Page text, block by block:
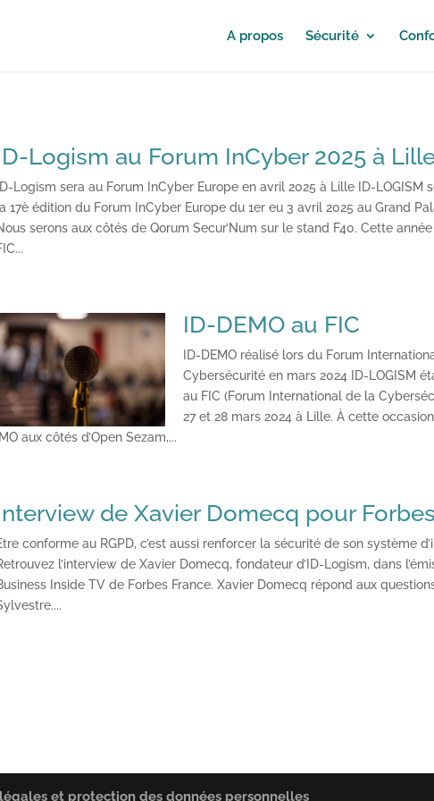
A propos Sécurité
Logism au Forum InCyber 2025 à
ID-Logism sera au Forum InCyber Europe en avril 2025 à Lille ID-LOGISM
17è édition du Forum InCyber Europe du 1er eu 3 avril 2025 au Grand
serons aux côtés de Qorum Secur’Num sur le stand F40. Cette
ID-DEMO au FIC
ID-DEMO réalisé lors du Forum
Cybersécurité en mars 2024 ID-LOGISM
au FIC (Forum International de la
27 et 28 mars 2024 à Lille. À cette
aux côtés d’Open Sezam,...
de Xavier Domecq pour
conforme au RGPD, c’est aussi renforcer la sécurité de son système
l’interview de Xavier Domecq, fondateur d’ID-Logism, dans
Inside TV de Forbes France. Xavier Domecq répond aux
et protection des données personnelles